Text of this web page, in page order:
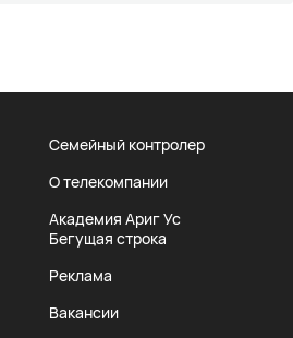
Семейный контролер
О телекомпании
Академия Ариг Ус
Бегущая строка
Реклама
Вакансии